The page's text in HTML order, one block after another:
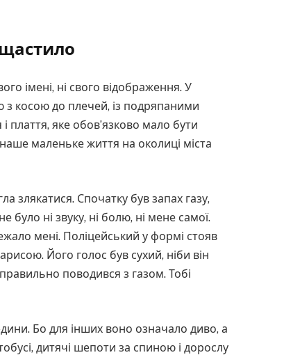
імені, ні свого відображення. У
косою до плечей, із подряпаними
плаття, яке обов’язково мало бути
маленьке життя на околиці міста
злякатися. Спочатку був запах газу,
було ні звуку, ні болю, ні мене самої.
мені. Поліцейський у формі стояв
Його голос був сухий, ніби він
поводився з газом. Тобі
Бо для інших воно означало диво, а
дитячі шепоти за спиною і дорослу